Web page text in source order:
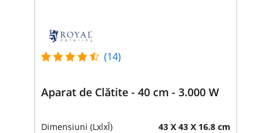
(14)
Aparat de Clătite - 40 cm - 3.000 W
Dimensiuni (LxlxÎ) 43 X 43 X 16.8 cm